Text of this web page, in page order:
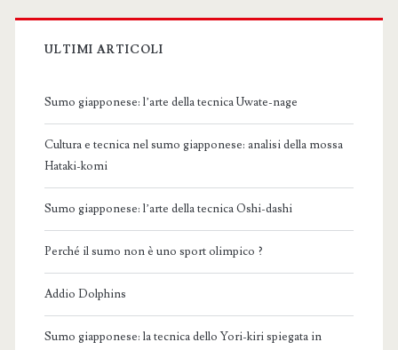
ULTIMI ARTICOLI
Sumo giapponese: l’arte della tecnica Uwate-nage
Cultura e tecnica nel sumo giapponese: analisi della mossa
Hataki-komi
Sumo giapponese: l’arte della tecnica Oshi-dashi
Perché il sumo non è uno sport olimpico ?
Addio Dolphins
Sumo giapponese: la tecnica dello Yori-kiri spiegata in